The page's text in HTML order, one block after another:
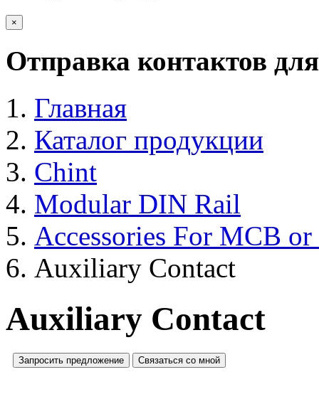
×
Отправка контактов
Главная
Каталог продукции
Chint
Modular DIN Rail
Accessories For MCB
Auxiliary Contact
Auxiliary Contact
Запросить предложение Связаться со мной